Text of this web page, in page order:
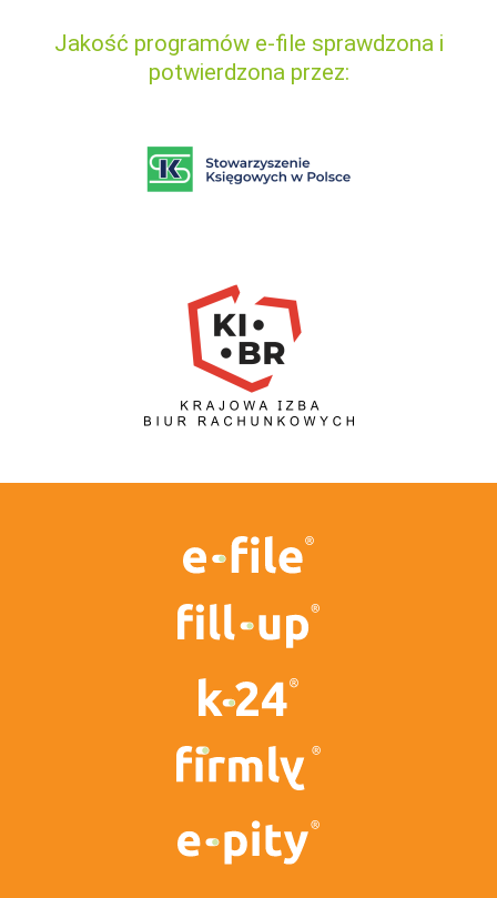
Jakość programów e-file sprawdzona i
potwierdzona przez: